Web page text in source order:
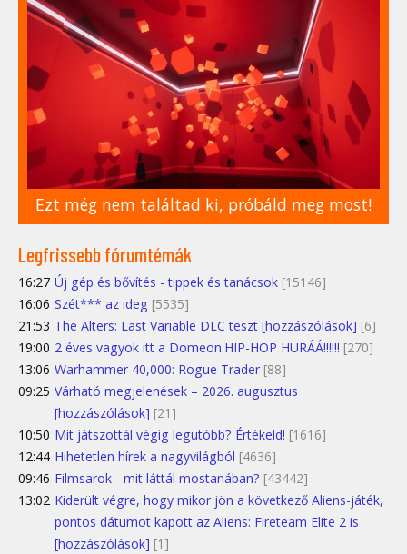
Ezt még nem találtad ki, próbáld meg most!
Legfrissebb fórumtémák
16:27 Új gép és bővítés - tippek és tanácsok [15146]
16:06 Szét*** az ideg [5535]
21:53 The Alters: Last Variable DLC teszt [hozzászólások] [6]
19:00 2 éves vagyok itt a Domeon.HIP-HOP HURÁÁ!!!!!! [270]
13:06 Warhammer 40,000: Rogue Trader [88]
09:25 Várható megjelenések – 2026. augusztus
[hozzászólások] [21]
10:50 Mit játszottál végig legutóbb? Értékeld! [1616]
12:44 Hihetetlen hírek a nagyvilágból [4636]
09:46 Filmsarok - mit láttál mostanában? [43442]
13:02 Kiderült végre, hogy mikor jön a következő Aliens-játék,
pontos dátumot kapott az Aliens: Fireteam Elite 2 is
[hozzászólások] [1]